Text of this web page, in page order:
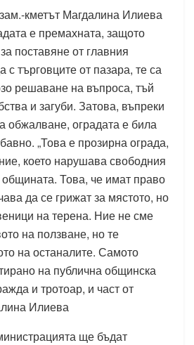
кметът Магдалина Илиева
е премахната, защото
поставяне от главния
с търговците от пазара, те са
решаване на въпроса, тъй
и загуби. Затова, въпреки
обжалване, оградата е била
„Това е прозирна ограда,
което нарушава свободния
Това, че имат право
да се грижат за мястото, но
на терена. Ние не сме
на ползване, но те
на останалите. Самото
на публична общинска
и тротоар, и част от
Илиева
ще бъдат